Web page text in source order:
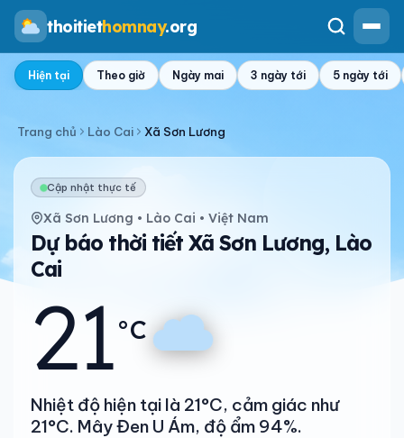
thoitiethomnay.org
Hiện tại Theo giờ Ngày mai 3 ngày tới 5 ngày tới
Trang chủ Lào Cai Xã Sơn Lương
Cập nhật thực tế
Xã Sơn Lương • Lào Cai • Việt Nam
Dự báo thời tiết Xã Sơn Lương, Lào
Cai
21°C
Nhiệt độ hiện tại là 21°C, cảm giác như
21°C. Mây Đen U Ám, độ ẩm 94%.